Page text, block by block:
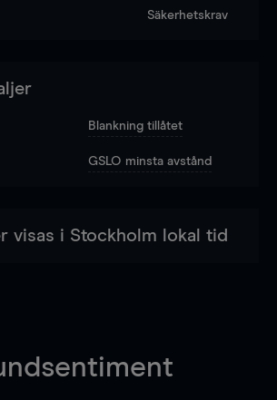
Säkerhetskrav
Blankning tillåtet
GSLO minsta avstånd
visas i Stockholm lokal tid